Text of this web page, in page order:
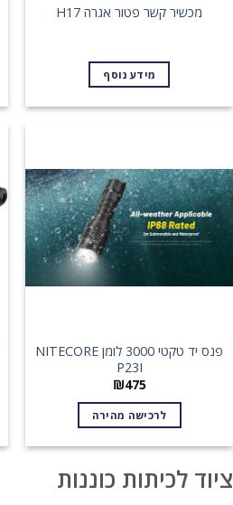
מכשיר קשר פטור אגרה H17
מידע נוסף
פנס יד טקטי 3000 לומן NITECORE
P23I
₪475
לרכישה מהירה
ציוד לכיתות כוננות